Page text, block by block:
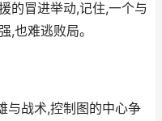
的冒进举动,记住,一个与
,也难逃败局。
与战术,控制图的中心争